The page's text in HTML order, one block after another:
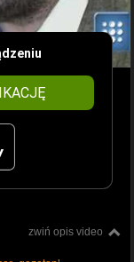
zwiń opis video